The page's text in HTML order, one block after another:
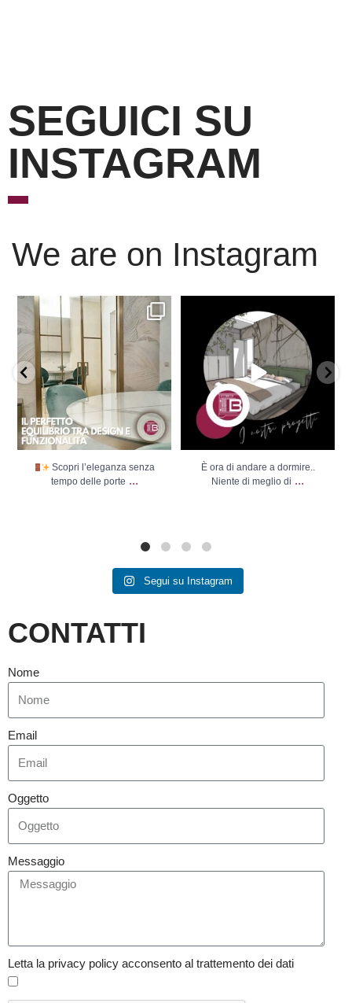
SEGUICI SU
INSTAGRAM
We are on Instagram
Scopri l’eleganza senza
tempo delle porte ...
Scopri l’eleganza senza
tempo delle porte ...
È ora di andare a dormire..
Niente di meglio di
È ora di andare a dormire..
Niente di meglio di ...
Segui su Instagram
CONTATTI
Nome
Email
Oggetto
Messaggio
Letta la privacy policy acconsento al trattemento dei dati